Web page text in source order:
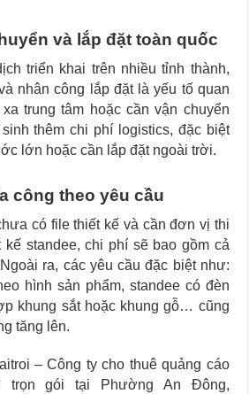
và lắp đặt toàn quốc
triển khai trên nhiều tỉnh thành,
nhân công lắp đặt là yếu tố quan
trung tâm hoặc cần vận chuyển
thêm chi phí logistics, đặc biệt
lớn hoặc cần lắp đặt ngoài trời.
công theo yêu cầu
có file thiết kế và cần đơn vị thi
standee, chi phí sẽ bao gồm cả
ra, các yêu cầu đặc biệt như:
hình sản phẩm, standee có đèn
khung sắt hoặc khung gỗ… cũng
tăng lên.
– Công ty cho thuê quảng cáo
trọn gói tại Phường An Đông,